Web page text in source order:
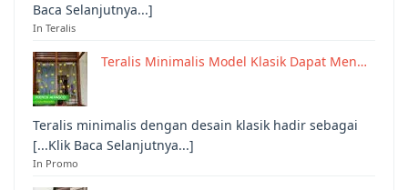
Baca Selanjutnya...]
In Teralis
Teralis Minimalis Model Klasik Dapat Men…
Teralis minimalis dengan desain klasik hadir sebagai
[...Klik Baca Selanjutnya...]
In Promo